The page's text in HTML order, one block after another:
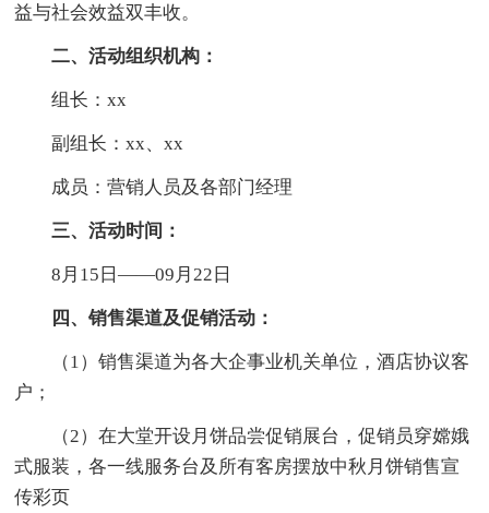
益与社会效益双丰收。
二、活动组织机构：
组长：xx
副组长：xx、xx
成员：营销人员及各部门经理
三、活动时间：
8月15日——09月22日
四、销售渠道及促销活动：
（1）销售渠道为各大企事业机关单位，酒店协议客
户；
（2）在大堂开设月饼品尝促销展台，促销员穿嫦娥
式服装，各一线服务台及所有客房摆放中秋月饼销售宣
传彩页